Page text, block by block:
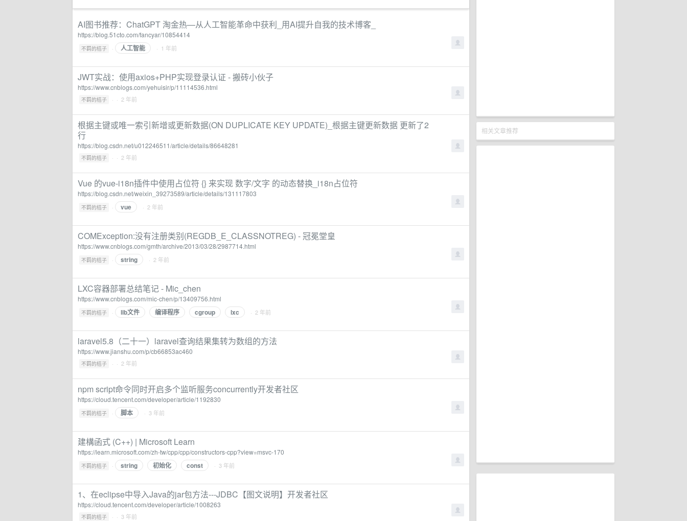
相关文章推荐
AI图书推荐：ChatGPT 淘金热—从人工智能革命中获利_用AI提升自我的技术博客_
https://blog.51cto.com/fancyar/10854414
不羁的桔子 · 人工智能 · 1 年前
JWT实战：使用axios+PHP实现登录认证 - 搬砖小伙子
https://www.cnblogs.com/yehuisir/p/11114536.html
不羁的桔子 · · 2 年前
根据主键或唯一索引新增或更新数据(ON DUPLICATE KEY UPDATE)_根据主键更新数据 更新了2
行
https://blog.csdn.net/u012246511/article/details/86648281
不羁的桔子 · · 2 年前
Vue 的vue-i18n插件中使用占位符 {} 来实现 数字/文字 的动态替换_i18n占位符
https://blog.csdn.net/weixin_39273589/article/details/131117803
不羁的桔子 · vue · 2 年前
COMException:没有注册类别(REGDB_E_CLASSNOTREG) - 冠冕堂皇
https://www.cnblogs.com/gmth/archive/2013/03/28/2987714.html
不羁的桔子 · string · 2 年前
LXC容器部署总结笔记 - Mic_chen
https://www.cnblogs.com/mic-chen/p/13409756.html
不羁的桔子 · lib文件 编译程序 cgroup lxc · 2 年前
laravel5.8（二十一）laravel查询结果集转为数组的方法
https://www.jianshu.com/p/cb66853ac460
不羁的桔子 · · 2 年前
npm script命令同时开启多个监听服务concurrently开发者社区
https://cloud.tencent.com/developer/article/1192830
不羁的桔子 · 脚本 · 3 年前
建構函式 (C++) | Microsoft Learn
https://learn.microsoft.com/zh-tw/cpp/cpp/constructors-cpp?view=msvc-170
不羁的桔子 · string 初始化 const · 3 年前
1、在eclipse中导入Java的jar包方法---JDBC【图文说明】开发者社区
https://cloud.tencent.com/developer/article/1008263
不羁的桔子 · · 3 年前